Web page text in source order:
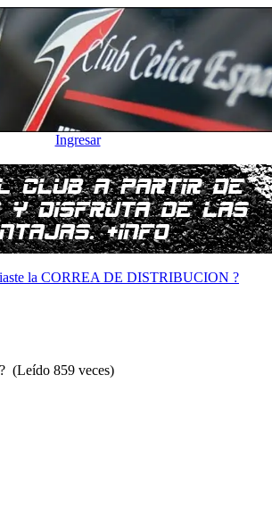
Ingresar
la CORREA DE DISTRIBUCION ?
(Leído 859 veces)